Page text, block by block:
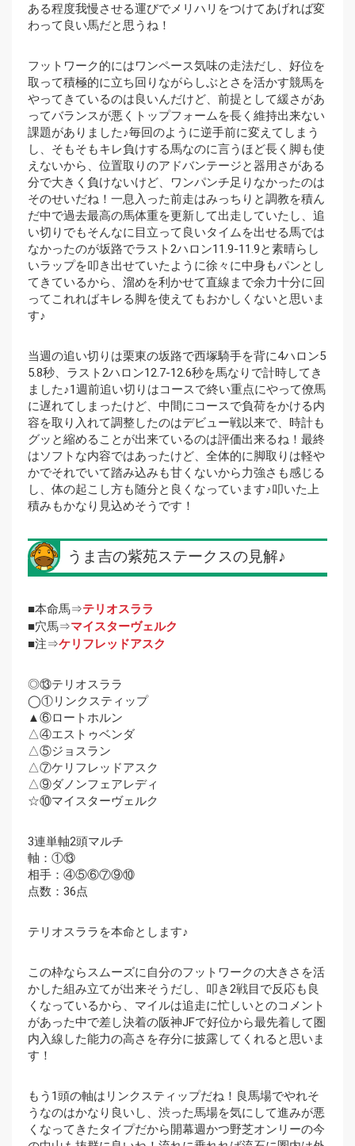
ある程度我慢させる運びでメリハリをつけてあげれば変
わって良い馬だと思うね！
フットワーク的にはワンペース気味の走法だし、好位を
取って積極的に立ち回りながらしぶとさを活かす競馬を
やってきているのは良いんだけど、前提として緩さがあ
ってバランスが悪くトップフォームを長く維持出来ない
課題がありました♪毎回のように逆手前に変えてしまう
し、そもそもキレ負けする馬なのに言うほど長く脚も使
えないから、位置取りのアドバンテージと器用さがある
分で大きく負けないけど、ワンパンチ足りなかったのは
そのせいだね！一息入った前走はみっちりと調教を積ん
だ中で過去最高の馬体重を更新して出走していたし、追
い切りでもそんなに目立って良いタイムを出せる馬では
なかったのが坂路でラスト2ハロン11.9-11.9と素晴らし
いラップを叩き出せていたように徐々に中身もパンとし
てきているから、溜めを利かせて直線まで余力十分に回
ってこれればキレる脚を使えてもおかしくないと思いま
す♪
当週の追い切りは栗東の坂路で西塚騎手を背に4ハロン5
5.8秒、ラスト2ハロン12.7-12.6秒を馬なりで計時してき
ました♪1週前追い切りはコースで終い重点にやって僚馬
に遅れてしまったけど、中間にコースで負荷をかける内
容を取り入れて調整したのはデビュー戦以来で、時計も
グッと縮めることが出来ているのは評価出来るね！最終
はソフトな内容ではあったけど、全体的に脚取りは軽や
かでそれでいて踏み込みも甘くないから力強さも感じる
し、体の起こし方も随分と良くなっています♪叩いた上
積みもかなり見込めそうです！
うま吉の紫苑ステークスの見解♪
■本命馬⇒テリオスララ
■穴馬⇒マイスターヴェルク
■注⇒ケリフレッドアスク
◎⑬テリオスララ
◯①リンクスティップ
▲⑥ロートホルン
△④エストゥベンダ
△⑤ジョスラン
△⑦ケリフレッドアスク
△⑨ダノンフェアレディ
☆⑩マイスターヴェルク
3連単軸2頭マルチ
軸：①⑬
相手：④⑤⑥⑦⑨⑩
点数：36点
テリオスララを本命とします♪
この枠ならスムーズに自分のフットワークの大きさを活
かした組み立てが出来そうだし、叩き2戦目で反応も良
くなっているから、マイルは追走に忙しいとのコメント
があった中で差し決着の阪神JFで好位から最先着して圏
内入線した能力の高さを存分に披露してくれると思いま
す！
もう1頭の軸はリンクスティップだね！良馬場でやれそ
うなのはかなり良いし、渋った馬場を気にして進みが悪
くなってきたタイプだから開幕週かつ野芝オンリーの今